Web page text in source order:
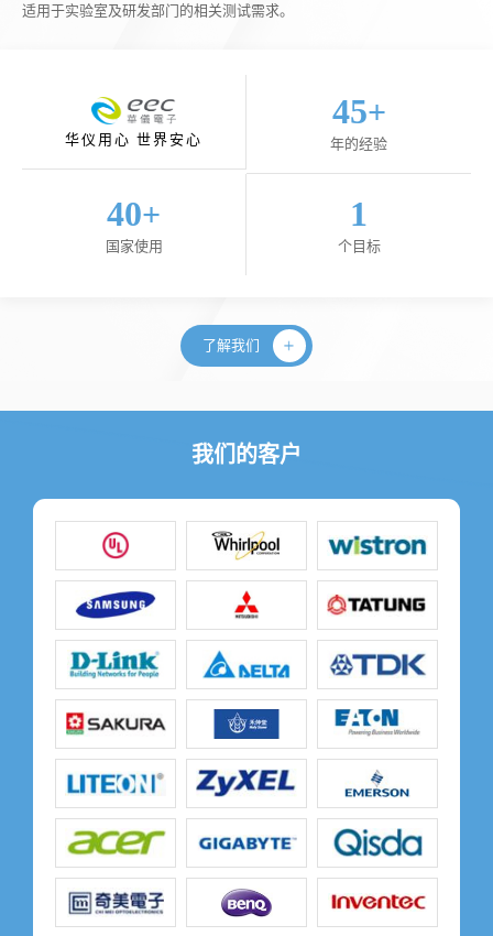
适用于实验室及研发部门的相关测试需求。
华仪用心 世界安心
45+
年的经验
40+
国家使用
1
个目标
了解我们
我们的客户